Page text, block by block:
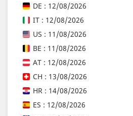
DE : 12/08/2026
IT : 12/08/2026
US : 11/08/2026
BE : 11/08/2026
AT : 12/08/2026
CH : 13/08/2026
HR : 14/08/2026
ES : 12/08/2026